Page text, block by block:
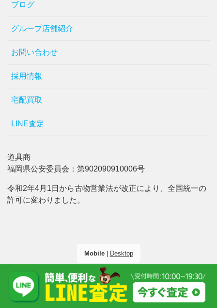
ブログ
グループ店舗紹介
お問い合わせ
採用情報
宅配買取
LINE査定
道具商
福岡県公安委員会：第902090910006号
令和2年4月1日から古物営業法が改正により、全国統一の
許可に変わりました。
Mobile| Desktop
(C) 2026 ハンズクラフト沖縄 . All rights reserved.